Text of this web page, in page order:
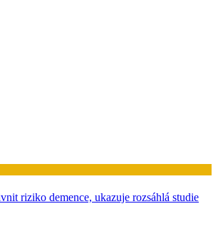
riziko demence, ukazuje rozsáhlá studie